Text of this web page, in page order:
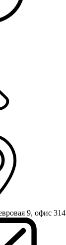
9, офис 314